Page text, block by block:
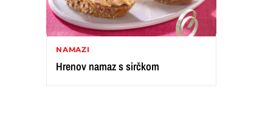
NAMAZI
Hrenov namaz s sirčkom